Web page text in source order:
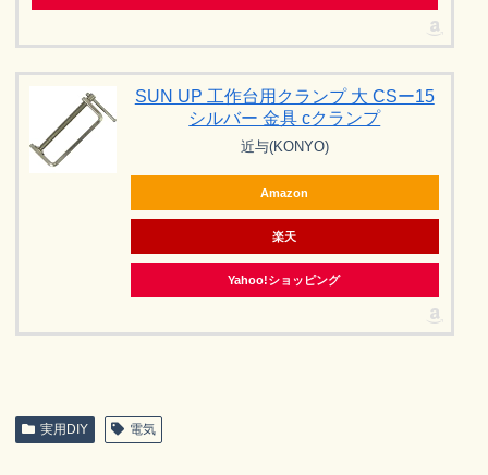
SUN UP 工作台用クランプ 大 CSー15
シルバー 金具 cクランプ
近与(KONYO)
Amazon
楽天
Yahoo!ショッピング
実用DIY 電気